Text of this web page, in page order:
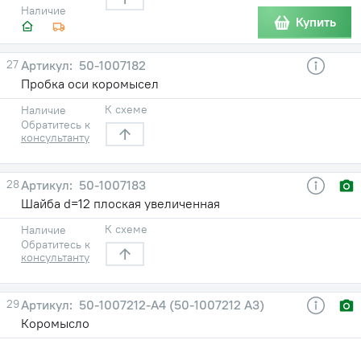
Наличие
Купить
27
50-1007182
Пробка оси коромысел
Наличие
Обратитесь к
консультанту
К схеме
28
50-1007183
Шайба d=12 плоская увеличенная
Наличие
Обратитесь к
консультанту
К схеме
29
50-1007212-А4 (50-1007212 А3)
Коромысло